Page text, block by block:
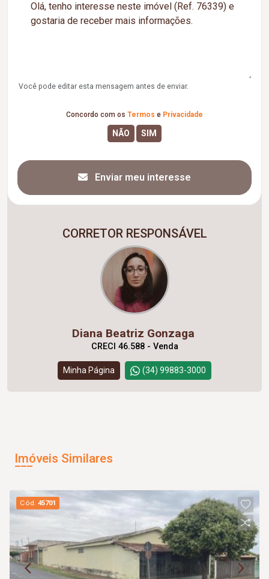
Você pode editar esta mensagem antes de enviar.
Concordo com os Termos e Privacidade
Enviar meu interesse
CORRETOR RESPONSÁVEL
Diana Beatriz Gonzaga
CRECI 46.588 - Venda
Minha Página (34) 99883-3000
Imóveis Similares
Cód.45701